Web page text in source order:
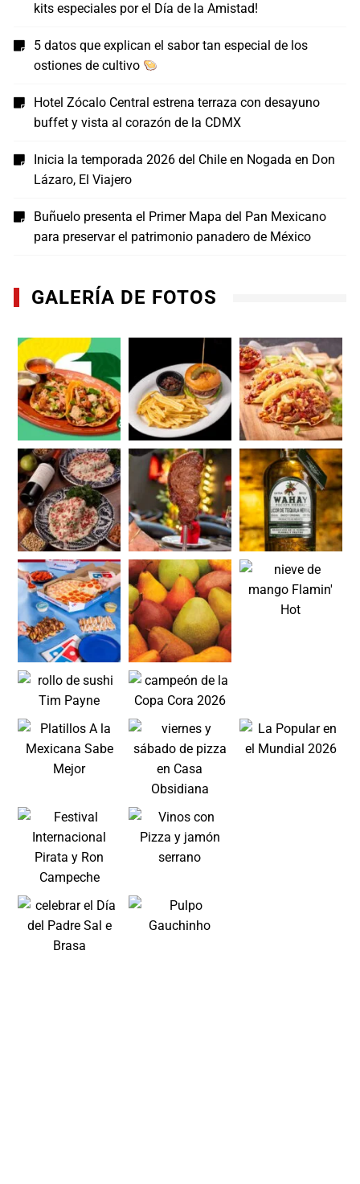
kits especiales por el Día de la Amistad!
5 datos que explican el sabor tan especial de los
ostiones de cultivo
Hotel Zócalo Central estrena terraza con desayuno
buffet y vista al corazón de la CDMX
Inicia la temporada 2026 del Chile en Nogada en Don
Lázaro, El Viajero
Buñuelo presenta el Primer Mapa del Pan Mexicano
para preservar el patrimonio panadero de México
GALERÍA DE FOTOS